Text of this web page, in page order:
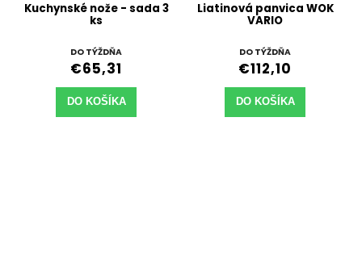
Kuchynské nože - sada 3
ks
DO TÝŽDŇA
€65,31
DO KOŠÍKA
Liatinová panvica WOK
VARIO
DO TÝŽDŇA
€112,10
DO KOŠÍKA